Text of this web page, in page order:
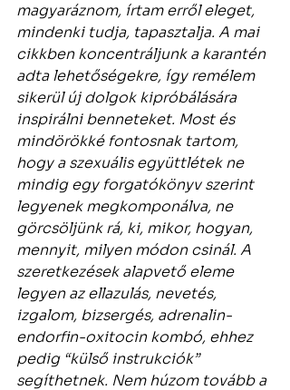
magyaráznom, írtam erről eleget,
mindenki tudja, tapasztalja. A mai
cikkben koncentráljunk a karantén
adta lehetőségekre, így remélem
sikerül új dolgok kipróbálására
inspirálni benneteket. Most és
mindörökké fontosnak tartom,
hogy a szexuális együttlétek ne
mindig egy forgatókönyv szerint
legyenek megkomponálva, ne
görcsöljünk rá, ki, mikor, hogyan,
mennyit, milyen módon csinál. A
szeretkezések alapvető eleme
legyen az ellazulás, nevetés,
izgalom, bizsergés, adrenalin-
endorfin-oxitocin kombó, ehhez
pedig “külső instrukciók”
segíthetnek. Nem húzom tovább a